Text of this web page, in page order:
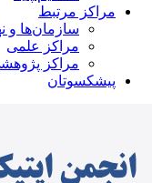
مراکز مرتبط
سازمان‌ها و
مراکز علمی
مراکز پژوهشی
پیشکسوتان